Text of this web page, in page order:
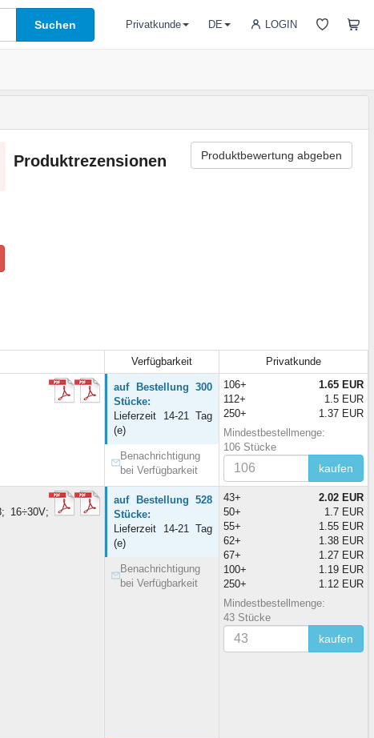
Suchen LOGIN
Privatkunde DE
Produktrezensionen Produktbewertung abgeben
Verfügbarkeit
Privatkunde
auf Bestellung 300
Stücke:
Lieferzeit 14-21 Tag
(e)
Benachrichtigung
bei Verfügbarkeit
106+
1.65 EUR
112+
1.5 EUR
250+
1.37 EUR
Mindestbestellmenge:
106 Stücke
kaufen
16÷30V;
auf Bestellung 528
Stücke:
Lieferzeit 14-21 Tag
(e)
Benachrichtigung
bei Verfügbarkeit
43+
2.02 EUR
50+
1.7 EUR
55+
1.55 EUR
62+
1.38 EUR
67+
1.27 EUR
100+
1.19 EUR
250+
1.12 EUR
Mindestbestellmenge:
43 Stücke
kaufen